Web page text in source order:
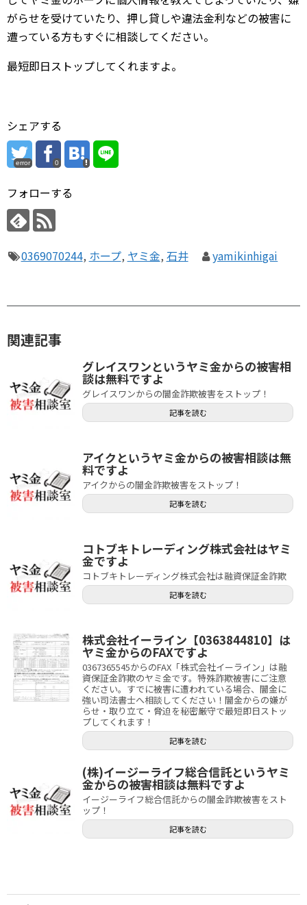
がらせを受けていたり、押し貸しや違法金利などの被害に
遭っている方もすぐに相談してください。
最短即日ストップしてくれますよ。
シェアする
error 0
フォローする
0369070244, ホープ, ヤミ金, 石井 yamikinhigai
関連記事
グレイスワンというヤミ金からの被害相
談は無料ですよ
グレイスワンからの闇金詐欺被害をストップ！
記事を読む
アイクというヤミ金からの被害相談は無
料ですよ
アイクからの闇金詐欺被害をストップ！
記事を読む
コトブキトレーディング株式会社はヤミ
金ですよ
コトブキトレーディング株式会社は融資保証金詐欺
記事を読む
株式会社イーライン【0363844810】は
ヤミ金からのFAXですよ
0367365545からのFAX「株式会社イーライン」は融
資保証金詐欺のヤミ金です。特殊詐欺被害にご注意
ください。すでに被害に遭われている場合、闇金に
強い司法書士へ相談してください！闇金からの嫌が
らせ・取り立て・脅迫を秘密厳守で最短即日ストッ
プしてくれます！
記事を読む
(株)イージーライフ総合信託というヤミ
金からの被害相談は無料ですよ
イージーライフ総合信託からの闇金詐欺被害をスト
ップ！
記事を読む